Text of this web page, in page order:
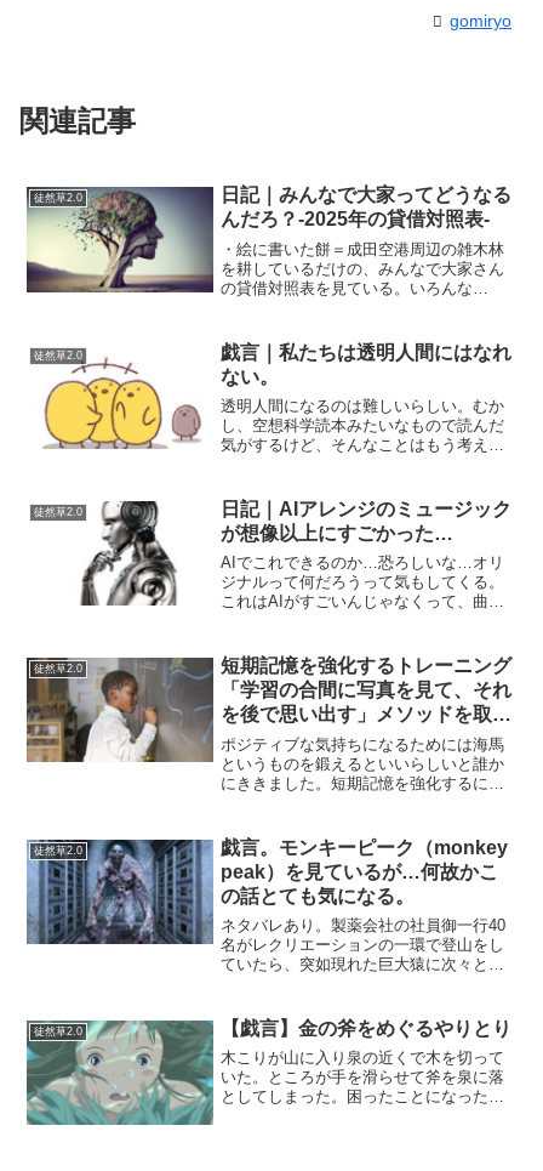
gomiryo
関連記事
徒然草2.0
日記｜みんなで大家ってどうなる
んだろ？-2025年の貸借対照表-
・絵に書いた餅＝成田空港周辺の雑木林
を耕しているだけの、みんなで大家さん
の貸借対照表を見ている。いろんな
（均している？）だけ偉い（のか？）。
貸借対照表も適当に均し...
徒然草2.0
戯言｜私たちは透明人間にはなれ
ない。
透明人間になるのは難しいらしい。むか
し、空想科学読本みたいなもので読んだ
気がするけど、そんなことはもう考え出
考えてみた。自分の体が液体だろうが気
体だろうが、それをそっく...
徒然草2.0
日記｜AIアレンジのミュージック
が想像以上にすごかった…
AIでこれできるのか…恐ろしいな…オリ
ジナルって何だろうって気もしてくる。
これはAIがすごいんじゃなくって、曲が
うそういう次元じゃない気がする「夜に
駆ける / YOA...
徒然草2.0
短期記憶を強化するトレーニング
「学習の合間に写真を見て、それ
を後で思い出す」メソッドを取り
入れること
ポジティブな気持ちになるためには海馬
というものを鍛えるといいらしいと誰か
にききました。短期記憶を強化するにし
い出すという訓練をすると、短期記憶が
強化されるらしいです。参...
徒然草2.0
戯言。モンキーピーク（monkey
peak）を見ているが…何故かこ
の話とても気になる。
ネタバレあり。製薬会社の社員御一行40
名がレクリエーションの一環で登山をし
ていたら、突如現れた巨大猿に次々とや
明が難しいし、ストーリーが上手いかと
いうと正直そうでもなく...
徒然草2.0 【戯言】金の斧をめぐるやりとり
木こりが山に入り泉の近くで木を切って
いた。ところが手を滑らせて斧を泉に落
としてしまった。困ったことになった。